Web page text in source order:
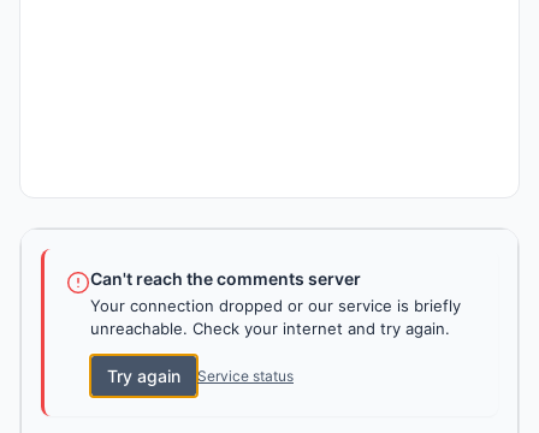
Can't reach the comments server
Your connection dropped or our service is briefly
unreachable. Check your internet and try again.
Try again Service status